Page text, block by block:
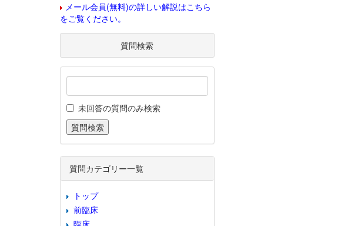
メール会員(無料)の詳しい解説はこちら
をご覧ください。
質問検索
未回答の質問のみ検索
質問カテゴリー一覧
トップ
前臨床